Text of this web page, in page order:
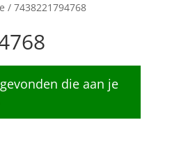
/ 7438221794768
die aan je